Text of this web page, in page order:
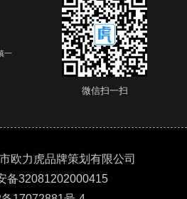
一
微信扫一扫
欧力虎品牌策划有限公司
备32081202000415